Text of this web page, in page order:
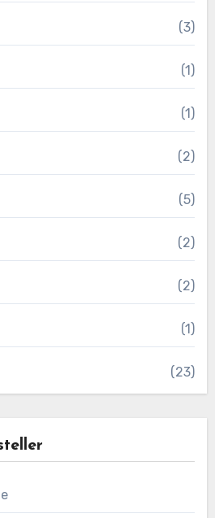
(3)
(1)
(1)
(2)
(5)
(2)
(2)
(1)
(23)